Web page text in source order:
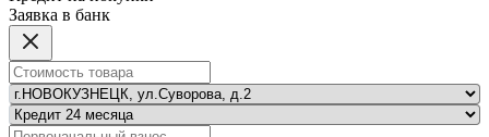
Заявка в банк